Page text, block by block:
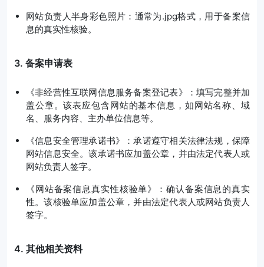
网站负责人半身彩色照片：通常为.jpg格式，用于备案信
息的真实性核验。
3. 备案申请表
《非经营性互联网信息服务备案登记表》：填写完整并加
盖公章。该表应包含网站的基本信息，如网站名称、域
名、服务内容、主办单位信息等。
《信息安全管理承诺书》：承诺遵守相关法律法规，保障
网站信息安全。该承诺书应加盖公章，并由法定代表人或
网站负责人签字。
《网站备案信息真实性核验单》：确认备案信息的真实
性。该核验单应加盖公章，并由法定代表人或网站负责人
签字。
4. 其他相关资料